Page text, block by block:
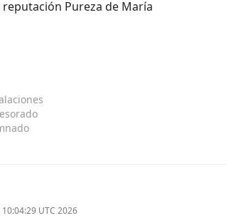
reputación Pureza de María
10:04:29 UTC 2026